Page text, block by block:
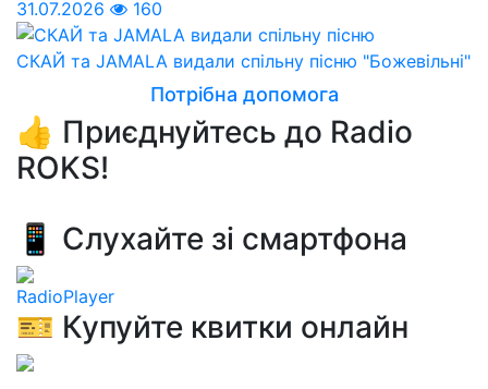
31.07.2026
160
СКАЙ та JAMALA видали спільну пісню "Божевільні"
Потрібна допомога
👍 Приєднуйтесь до Radio
ROKS!
📱 Слухайте зі смартфона
RadioPlayer
🎫 Купуйте квитки онлайн